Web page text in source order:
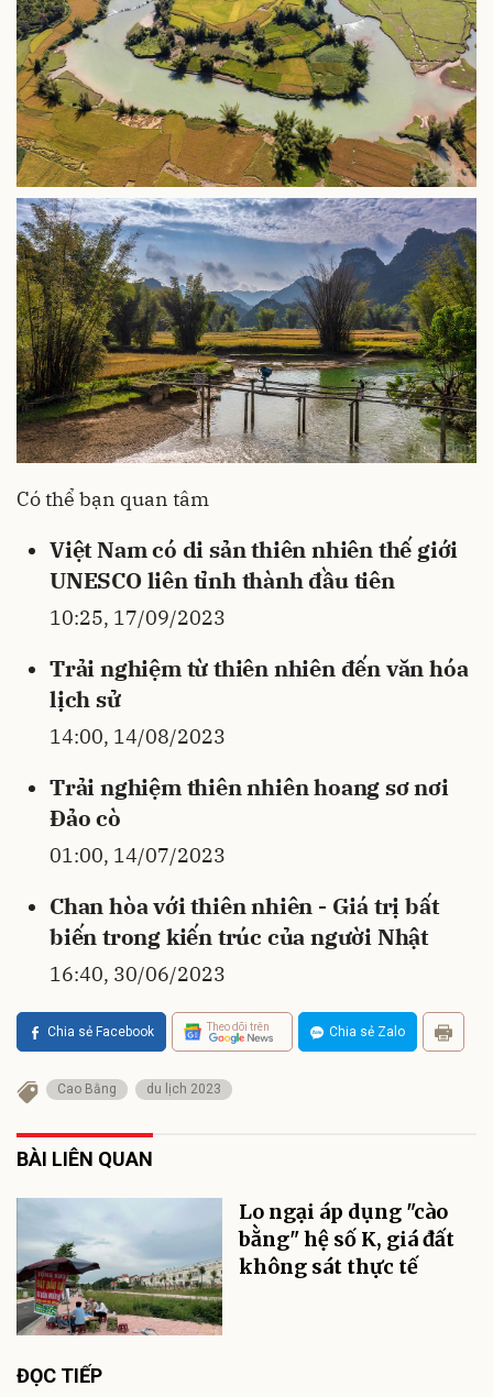
Có thể bạn quan tâm
Việt Nam có di sản thiên nhiên thế giới
UNESCO liên tỉnh thành đầu tiên
10:25, 17/09/2023
Trải nghiệm từ thiên nhiên đến văn hóa
lịch sử
14:00, 14/08/2023
Trải nghiệm thiên nhiên hoang sơ nơi
Đảo cò
01:00, 14/07/2023
Chan hòa với thiên nhiên - Giá trị bất
biến trong kiến trúc của người Nhật
16:40, 30/06/2023
Chia sẻ Facebook Theo dõi trên Chia sẻ Zalo
Cao Bằng du lịch 2023
BÀI LIÊN QUAN
Lo ngại áp dụng "cào
bằng" hệ số K, giá đất
không sát thực tế
ĐỌC TIẾP